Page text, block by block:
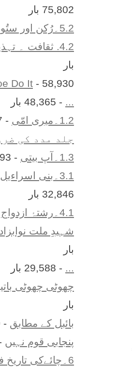
75,802 بار
5.2۔رُکن اور ستُون
4.2. ثقافت ۔ تہذیب و تمدن
بار
Do It - 58,930 بار
- 48,365 بار
1.2۔میری امّی
- 45,227 بار
جلد مدد کی
1.3۔آپ بیتی
- 35,193 بار
3.1۔بنی اسراءیل اور ریاست ...
32,846 بار
4.1۔رشتۂ ازدواج
شہیدِ ملت
بار
- 29,588 بار
چھوٹی چھوٹی
بار
بائبل کے مطابق - 26,540 بار
پنجابی قوم نہیں -
6۔چائےکی تاریخ فوائد و نق...